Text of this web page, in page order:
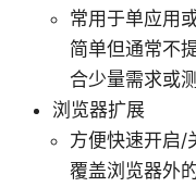
常用于单应用
简单但通常不
合少量需求或
浏览器扩展
方便快速开启/
覆盖浏览器外